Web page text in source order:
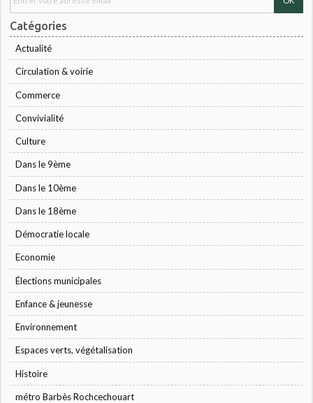
Catégories
Actualité
Circulation & voirie
Commerce
Convivialité
Culture
Dans le 9ème
Dans le 10ème
Dans le 18ème
Démocratie locale
Economie
Élections municipales
Enfance & jeunesse
Environnement
Espaces verts, végétalisation
Histoire
métro Barbès Rochcechouart